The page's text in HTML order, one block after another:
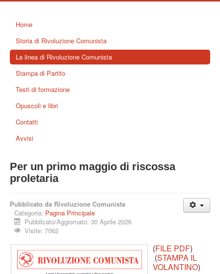
Home
Storia di Rivoluzione Comunista
La linea di Rivoluzione Comunista
Stampa di Partito
Testi di formazione
Opuscoli e libri
Contatti
Avvisi
Per un primo maggio di riscossa
proletaria
Pubblicato da Rivoluzione Comunista
Categoria: Pagina Principale
Pubblicato/Aggiornato: 30 Aprile 2026
Visite: 7062
(FILE PDF)
(STAMPA IL
VOLANTINO)